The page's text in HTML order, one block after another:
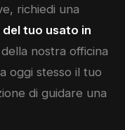
richiedi una
tuo usato in
nostra officina
oggi stesso il tuo
di guidare una